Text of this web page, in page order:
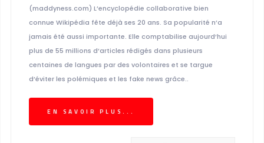
(maddyness.com) L’encyclopédie collaborative bien
connue Wikipédia fête déjà ses 20 ans. Sa popularité n’a
jamais été aussi importante. Elle comptabilise aujourd’hui
plus de 55 millions d’articles rédigés dans plusieurs
centaines de langues par des volontaires et se targue
d’éviter les polémiques et les fake news grâce..
EN SAVOIR PLUS...